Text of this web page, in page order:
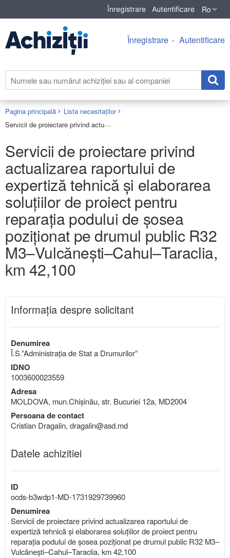
Înregistrare Autentificare Ro
Înregistrare Autentificare
Pagina principală
Lista necesitaților
Servicii de proiectare privind actualizarea raportului de expertiză tehnică și elaborarea soluțiilor de proiect pentru reparația podului de șosea poziționat pe drumul public R32 M3–Vulcănești–Cahul–Taraclia, km 42,100
Servicii de proiectare privind
actualizarea raportului de
expertiză tehnică și elaborarea
soluțiilor de proiect pentru
reparația podului de șosea
poziționat pe drumul public R32
M3–Vulcănești–Cahul–Taraclia,
km 42,100
Informaţia despre solicitant
Denumirea
Î.S.”Administrația de Stat a Drumurilor”
IDNO
1003600023559
Adresa
MOLDOVA, mun.Chişinău, str. Bucuriei 12a, MD2004
Persoana de contact
Cristian Dragalin, dragalin@asd.md
Datele achizitiei
ID
ocds-b3wdp1-MD-1731929739960
Denumirea
Servicii de proiectare privind actualizarea raportului de
expertiză tehnică și elaborarea soluțiilor de proiect pentru
reparația podului de șosea poziționat pe drumul public R32 M3–
Vulcănești–Cahul–Taraclia, km 42,100